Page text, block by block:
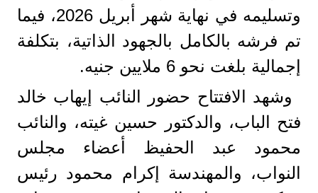
وتسليمه في نهاية شهر أبريل 2026، فيما
تم فرشه بالكامل بالجهود الذاتية، بتكلفة
إجمالية بلغت نحو 6 ملايين جنيه.
وشهد الافتتاح حضور النائب إيهاب خالد
فتح الباب، والدكتور حسين غيته، والنائب
محمود عبد الحفيظ أعضاء مجلس
النواب، والمهندسة إكرام محمود رئيس